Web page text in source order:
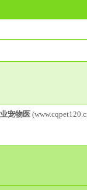
宠物医